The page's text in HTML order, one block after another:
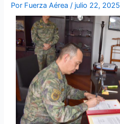
Por Fuerza Aérea/ julio 22, 2025